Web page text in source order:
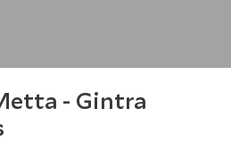
- Gintra